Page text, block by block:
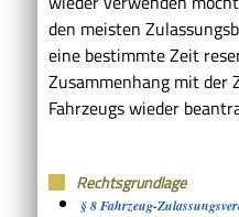
den meisten
eine bestimmte Zeit
Zusammenhang mit der
Fahrzeugs wieder
Rechtsgrundlage
§ 8 Fahrzeug-